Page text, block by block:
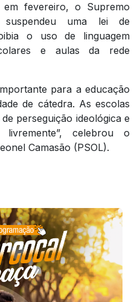
em fevereiro, o Supremo
suspendeu uma lei de
o uso de linguagem
e aulas da rede
para a educação
de cátedra. As escolas
perseguição ideológica e
celebrou o
Camasão (PSOL).